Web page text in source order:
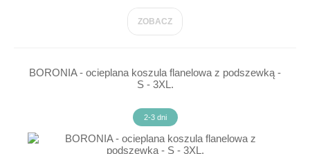
ZOBACZ
BORONIA - ocieplana koszula flanelowa z podszewką -
S - 3XL.
2-3 dni